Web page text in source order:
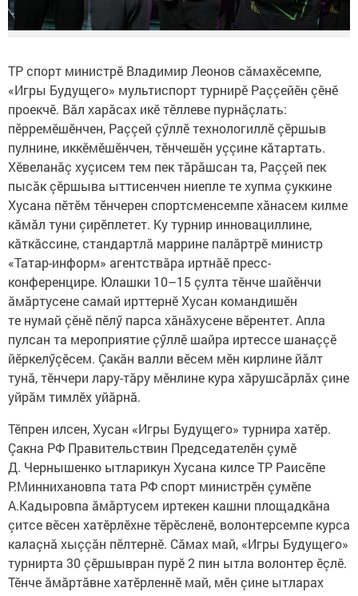
ТР спорт министрӗ Владимир Леонов сăмахӗсемпе,
«Игры Будущего» мультиспорт турнирӗ Раççейӗн çӗнӗ
проекчӗ. Вăл харăсах икӗ тӗллеве пурнăçлать:
пӗрремӗшӗнчен, Раççей çӳллӗ технологиллӗ çӗршыв
пулнине, иккӗмӗшӗнчен, тӗнчешӗн уççине кăтартать.
Хӗвеланăç хуçисем тем пек тăрăшсан та, Раççей пек
пысăк çӗршыва ыттисенчен ниепле те хупма çуккине
Хусана пӗтӗм тӗнчерен спортсменсемпе хăнасем килме
кăмăл туни çирӗплетет. Ку турнир инновациллине,
кăткăссине, стандартлă маррине палăртрӗ министр
«Татар-информ» агентствăра иртнăӗ пресс-
конференцире. Юлашки 10–15 çулта тӗнче шайӗнчи
ăмăртусене самай ирттернӗ Хусан командишӗн
те нумай çӗнӗ пӗлӳ парса хăнăхусене вӗрентет. Апла
пулсан та мероприятие çӳллӗ шайра иртессе шанаççӗ
йӗркелӳçӗсем. Çакăн валли вӗсем мӗн кирлине йăлт
тунă, тӗнчери лару-тăру мӗнлине кура хăрушсăрлăх çине
уйрăм тимлӗх уйăрнă.
Тӗпрен илсен, Хусан «Игры Будущего» турнира хатӗр.
Çакна РФ Правительствин Председателӗн çумӗ
Д. Чернышенко ытларикун Хусана килсе ТР Раисӗпе
Р.Миннихановпа тата РФ спорт министрӗн çумӗпе
А.Кадыровпа ăмăртусем иртекен кашни площадкăна
çитсе вӗсен хатӗрлӗхне тӗрӗсленӗ, волонтерсемпе курса
калаçнă хыççăн пӗлтернӗ. Сăмах май, «Игры Будущего»
турнирта 30 çӗршывран пурӗ 2 пин ытла волонтер ӗçлӗ.
Тӗнче ăмăртăвне хатӗрленнӗ май, мӗн çине ытларах